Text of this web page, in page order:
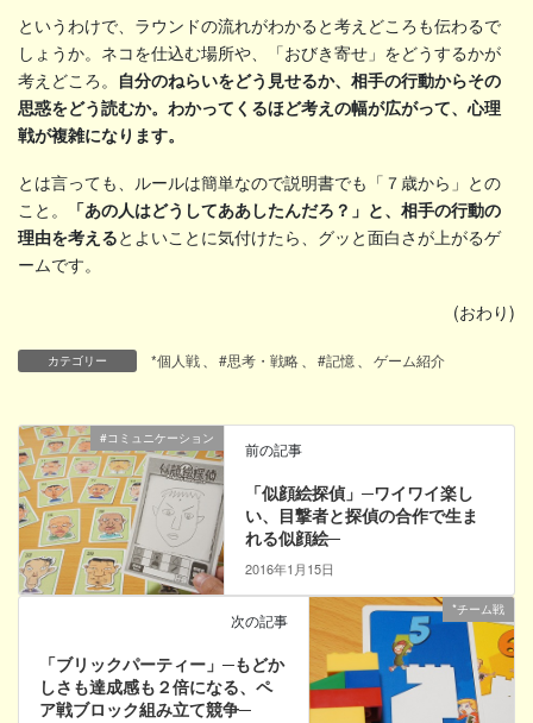
というわけで、ラウンドの流れがわかると考えどころも伝わるで
しょうか。ネコを仕込む場所や、「おびき寄せ」をどうするかが
考えどころ。 自分のねらいをどう見せるか、相手の行動からその
思惑をどう読むか。わかってくるほど考えの幅が広がって、心理
戦が複雑になります。
とは言っても、ルールは簡単なので説明書でも「７歳から」との
こと。
「あの人はどうしてああしたんだろ？」と、相手の行動の
理由を考えるとよいことに気付けたら、グッと面白さが上がるゲ
ームです。
(おわり)
カテゴリー *個人戦 #思考・戦略 #記憶 ゲーム紹介
#コミュニケーション
前の記事
「似顔絵探偵」─ワイワイ楽し
い、目撃者と探偵の合作で生ま
れる似顔絵─
2016年1月15日
*チーム戦
次の記事
「ブリックパーティー」─もどか
しさも達成感も２倍になる、ペ
ア戦ブロック組み立て競争─